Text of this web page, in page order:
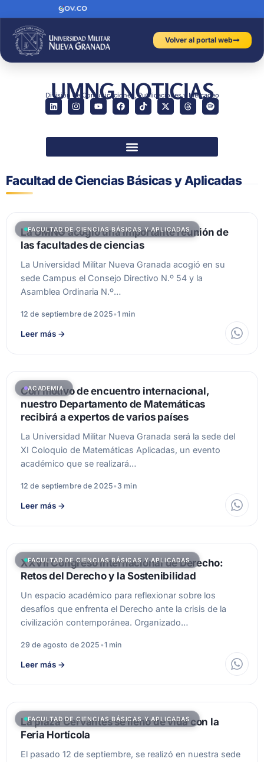
Volver al portal web
UMNG NOTICIAS
División de Comunicaciones, Publicaciones y Mercadeo
Facultad de Ciencias Básicas y Aplicadas
FACULTAD DE CIENCIAS BÁSICAS Y APLICADAS
La UMNG acogió una importante reunión de
las facultades de ciencias
La Universidad Militar Nueva Granada acogió en su
sede Campus el Consejo Directivo N.º 54 y la
Asamblea Ordinaria N.º…
12 de septiembre de 2025•1 min
Leer más →
ACADEMIA
Con motivo de encuentro internacional,
nuestro Departamento de Matemáticas
recibirá a expertos de varios países
La Universidad Militar Nueva Granada será la sede del
XI Coloquio de Matemáticas Aplicadas, un evento
académico que se realizará…
12 de septiembre de 2025• 3 min
Leer más →
FACULTAD DE CIENCIAS BÁSICAS Y APLICADAS
XXVII Congreso Internacional de Derecho:
Retos del Derecho y la Sostenibilidad
Un espacio académico para reflexionar sobre los
desafíos que enfrenta el Derecho ante la crisis de la
civilización contemporánea. Organizado…
29 de agosto de 2025 •1 min
Leer más →
FACULTAD DE CIENCIAS BÁSICAS Y APLICADAS
La plaza Cervantes se llenó de vida con la
Feria Hortícola
El pasado 12 de septiembre, se realizó en nuestra sede